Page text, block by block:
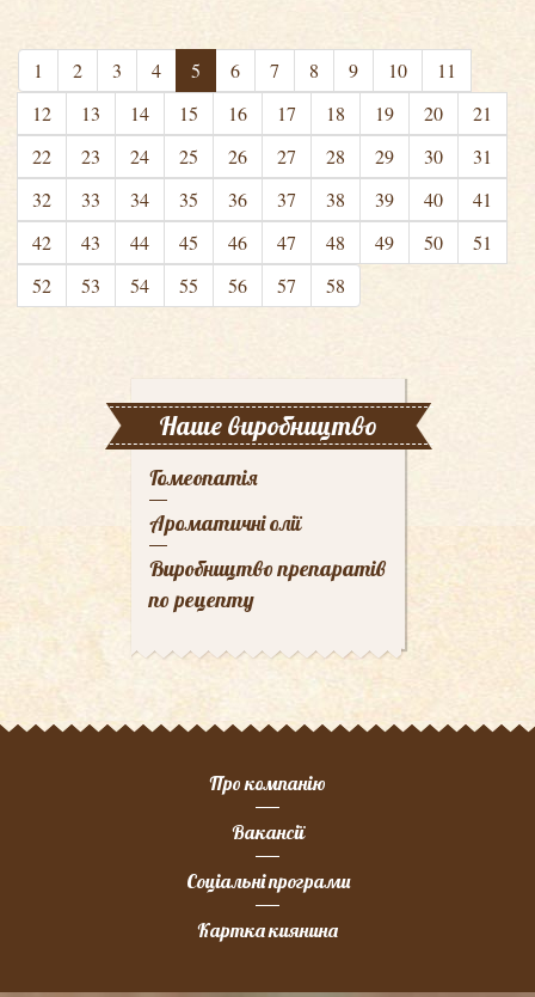
1 2 3 4 5 6 7 8 9 10
11
12
13 14 15 16 17 18 19 20
21
22
23 24 25 26 27 28 29 30
31
32
33 34 35 36 37 38 39 40
41
42
43 44 45 46 47 48 49 50
51
52
53 54 55 56 57 58
Наше виробництво
Гомеопатія
Ароматичні олії
Виробництво препаратів
по рецепту
Про компанію
Вакансії
Соціальні програми
Картка киянина